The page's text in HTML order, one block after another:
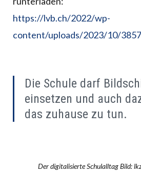
https://lvb.ch/2022/wp-
content/uploads/2023/10/
Die Schule darf
einsetzen und auch
das zuhause zu tun.
Der digitalisierte Schulalltag Bild: